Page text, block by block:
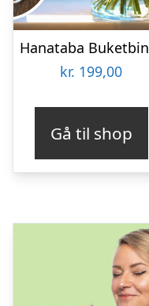
kr. 199,00
Gå til shop